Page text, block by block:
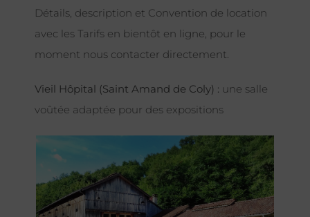
Détails, description et Convention de location
avec les Tarifs en bientôt en ligne, pour le
moment nous contacter directement.
Vieil Hôpital (Saint Amand de Coly) : une salle
voûtée adaptée pour des expositions